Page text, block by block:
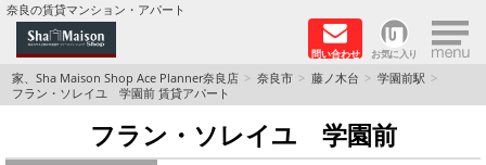
奈良の賃貸マンション・アパート
問い合わせ お気に入り ×
TOPページ
Foreigners welcome！
家、Sha Maison Shop Ace Planner奈良店 奈良市 藤ノ木台
学園前駅
フラン・ソレイユ 学園前 賃貸アパート
フラン・ソレイユ 学園前